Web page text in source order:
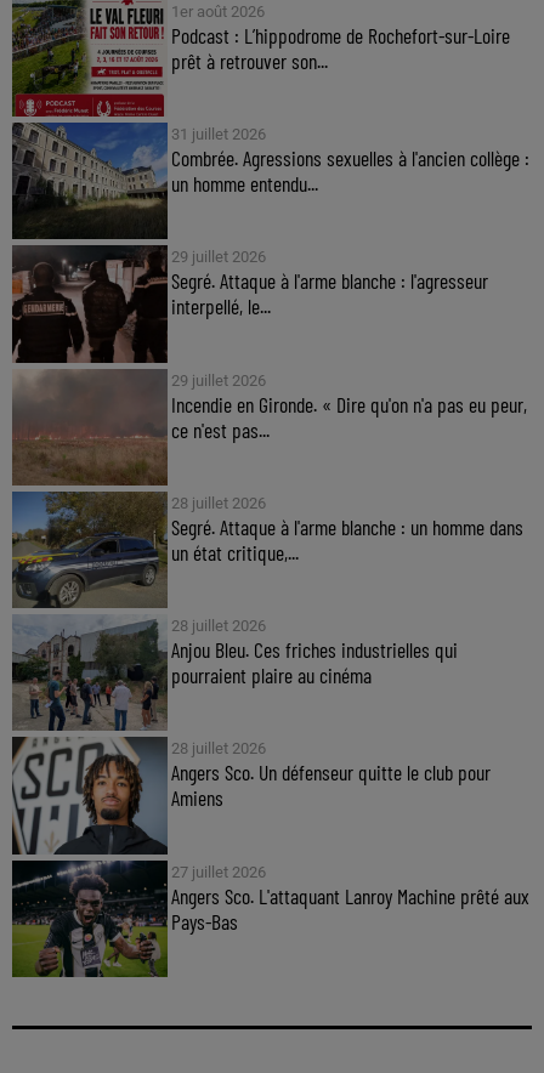
1er août 2026
Podcast : L’hippodrome de Rochefort-sur-Loire
prêt à retrouver son...
31 juillet 2026
Combrée. Agressions sexuelles à l'ancien collège :
un homme entendu...
29 juillet 2026
Segré. Attaque à l'arme blanche : l'agresseur
interpellé, le...
29 juillet 2026
Incendie en Gironde. « Dire qu'on n'a pas eu peur,
ce n'est pas...
28 juillet 2026
Segré. Attaque à l'arme blanche : un homme dans
un état critique,...
28 juillet 2026
Anjou Bleu. Ces friches industrielles qui
pourraient plaire au cinéma
28 juillet 2026
Angers Sco. Un défenseur quitte le club pour
Amiens
27 juillet 2026
Angers Sco. L'attaquant Lanroy Machine prêté aux
Pays-Bas